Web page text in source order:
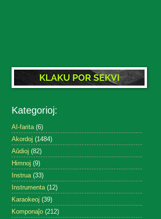
Kategorioj:
AI-farita (6)
Akordoj (1484)
Aŭdioj (82)
Himnoj (9)
Instrua (33)
Instrumenta (12)
Karaokeoj (39)
Komponaĵo (212)